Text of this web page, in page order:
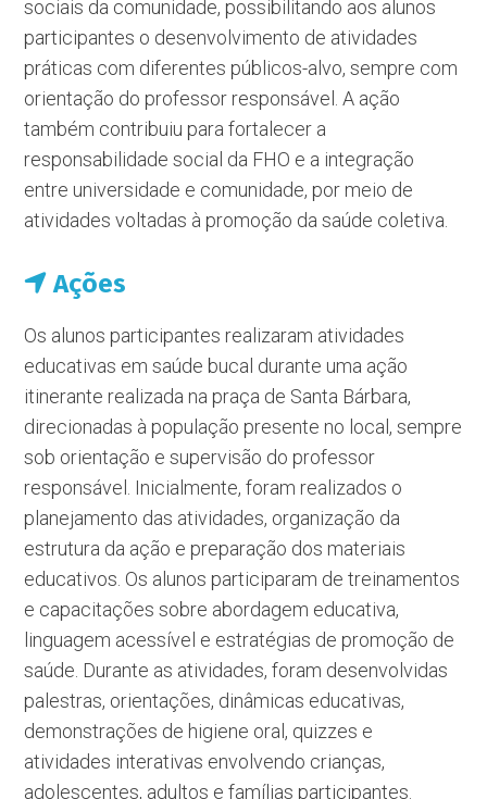
sociais da comunidade, possibilitando aos alunos
participantes o desenvolvimento de atividades
práticas com diferentes públicos-alvo, sempre com
orientação do professor responsável. A ação
também contribuiu para fortalecer a
responsabilidade social da FHO e a integração
entre universidade e comunidade, por meio de
atividades voltadas à promoção da saúde coletiva.
Ações
Os alunos participantes realizaram atividades
educativas em saúde bucal durante uma ação
itinerante realizada na praça de Santa Bárbara,
direcionadas à população presente no local, sempre
sob orientação e supervisão do professor
responsável. Inicialmente, foram realizados o
planejamento das atividades, organização da
estrutura da ação e preparação dos materiais
educativos. Os alunos participaram de treinamentos
e capacitações sobre abordagem educativa,
linguagem acessível e estratégias de promoção de
saúde. Durante as atividades, foram desenvolvidas
palestras, orientações, dinâmicas educativas,
demonstrações de higiene oral, quizzes e
atividades interativas envolvendo crianças,
adolescentes, adultos e famílias participantes.